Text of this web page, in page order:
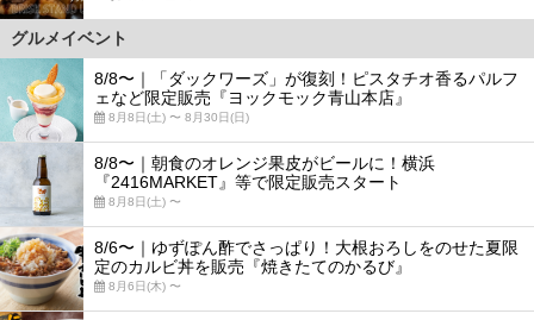
グルメイベント
8/8〜｜「ダックワーズ」が復刻！ピスタチオ香るパルフ
ェなど限定販売『ヨックモック青山本店』
8月8日(土) 〜 8月30日(日)
8/8〜｜朝食のオレンジ果皮がビールに！横浜
『2416MARKET』等で限定販売スタート
8月8日(土) 〜
8/6〜｜ゆずぽん酢でさっぱり！大根おろしをのせた夏限
定のカルビ丼を販売『焼きたてのかるび』
8月6日(木) 〜